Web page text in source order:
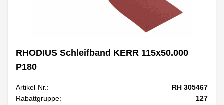
RHODIUS Schleifband KERR 115x50.000
P180
Artikel-Nr.:
RH 305467
Rabattgruppe:
127